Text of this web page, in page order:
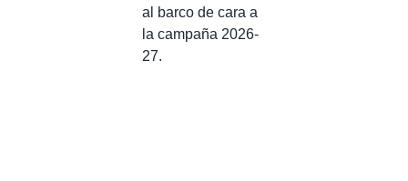
al barco de cara a
la campaña 2026-
27.